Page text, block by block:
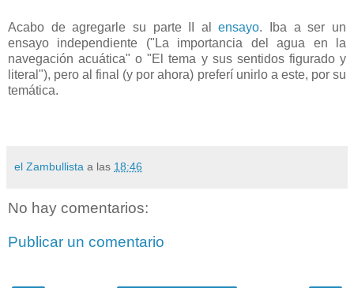
Acabo de agregarle su parte II alensayo. Iba a ser un
ensayo independiente ("La importancia del agua en la
navegación acuática" o "El tema y sus sentidos figurado y
literal"), pero al final (y por ahora) preferí unirlo a este, por su
temática.
el Zambullista a las 18:46
No hay comentarios:
Publicar un comentario